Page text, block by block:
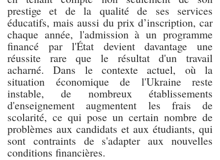
prestige et de la qualité de ses services
éducatifs, mais aussi du prix d’inscription, car
chaque année, l'admission à un programme
financé par l'État devient davantage une
réussite rare que le résultat d'un travail
acharné. Dans le contexte actuel, où la
situation économique de l'Ukraine reste
instable, de nombreux établissements
d'enseignement augmentent les frais de
scolarité, ce qui pose un certain nombre de
problèmes aux candidats et aux étudiants, qui
sont contraints de s'adapter aux nouvelles
conditions financières.